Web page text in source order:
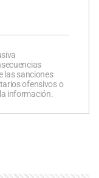
las sanciones
ofensivos o
información.